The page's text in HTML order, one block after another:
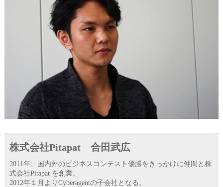
株式会社Pitapat 合田武広
2011年、国内外のビジネスコンテスト優勝をきっかけに仲間と株
式会社Pitapat を創業。
2012年１月よりCyberagentの子会社となる。